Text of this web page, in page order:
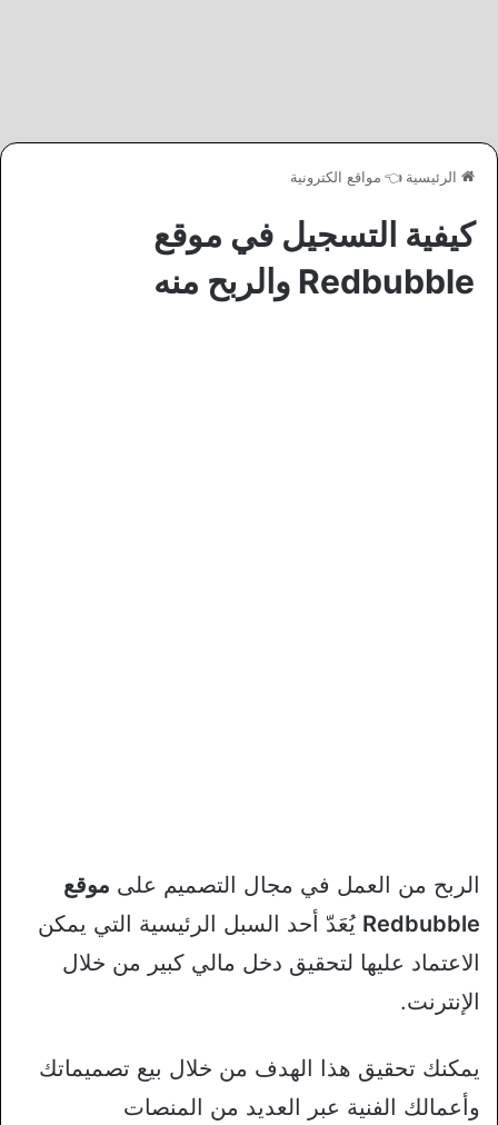
الرئيسية 👈 مواقع الكترونية
كيفية التسجيل في موقع
Redbubble والربح منه
الربح من العمل في مجال التصميم على موقع
Redbubble يُعَدّ أحد السبل الرئيسية التي يمكن
الاعتماد عليها لتحقيق دخل مالي كبير من خلال
الإنترنت.
يمكنك تحقيق هذا الهدف من خلال بيع تصميماتك
وأعمالك الفنية عبر العديد من المنصات